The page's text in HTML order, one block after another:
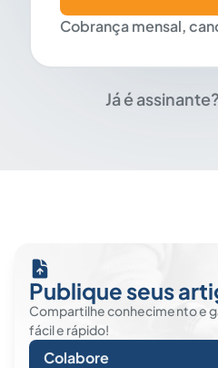
Cobrança mensal,
Já é assinante?
Publique seus
Compartilhe conhecimento e
fácil e rápido!
Colabore